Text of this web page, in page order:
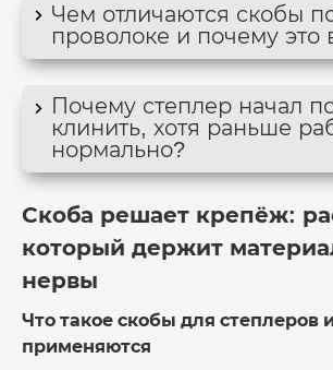
Чем отличаются скобы
проволоке и почему это
Почему степлер начал
клинить, хотя раньше
нормально?
Скоба решает крепёж:
который держит
нервы
Что такое скобы для степлеров
применяются